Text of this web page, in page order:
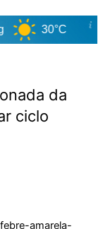
30°C
da
ciclo